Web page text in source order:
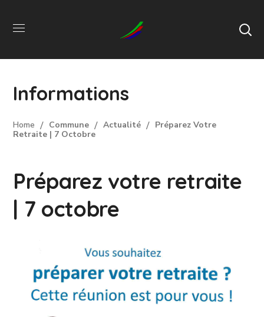
Informations
Home Commune Actualité
Préparez Votre
Retraite | 7 Octobre
Préparez votre retraite
| 7 octobre